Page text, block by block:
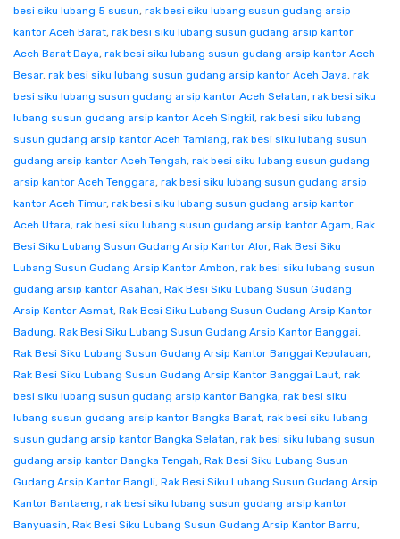
besi siku lubang 5 susun, rak besi siku lubang susun gudang arsip
kantor Aceh Barat, rak besi siku lubang susun gudang arsip kantor
Aceh Barat Daya, rak besi siku lubang susun gudang arsip kantor Aceh
Besar, rak besi siku lubang susun gudang arsip kantor Aceh Jaya, rak
besi siku lubang susun gudang arsip kantor Aceh Selatan, rak besi siku
lubang susun gudang arsip kantor Aceh Singkil, rak besi siku lubang
susun gudang arsip kantor Aceh Tamiang, rak besi siku lubang susun
gudang arsip kantor Aceh Tengah, rak besi siku lubang susun gudang
arsip kantor Aceh Tenggara, rak besi siku lubang susun gudang arsip
kantor Aceh Timur, rak besi siku lubang susun gudang arsip kantor
Aceh Utara, rak besi siku lubang susun gudang arsip kantor Agam, Rak
Besi Siku Lubang Susun Gudang Arsip Kantor Alor, Rak Besi Siku
Lubang Susun Gudang Arsip Kantor Ambon, rak besi siku lubang susun
gudang arsip kantor Asahan, Rak Besi Siku Lubang Susun Gudang
Arsip Kantor Asmat, Rak Besi Siku Lubang Susun Gudang Arsip Kantor
Badung, Rak Besi Siku Lubang Susun Gudang Arsip Kantor Banggai,
Rak Besi Siku Lubang Susun Gudang Arsip Kantor Banggai Kepulauan,
Rak Besi Siku Lubang Susun Gudang Arsip Kantor Banggai Laut, rak
besi siku lubang susun gudang arsip kantor Bangka, rak besi siku
lubang susun gudang arsip kantor Bangka Barat, rak besi siku lubang
susun gudang arsip kantor Bangka Selatan, rak besi siku lubang susun
gudang arsip kantor Bangka Tengah, Rak Besi Siku Lubang Susun
Gudang Arsip Kantor Bangli, Rak Besi Siku Lubang Susun Gudang Arsip
Kantor Bantaeng, rak besi siku lubang susun gudang arsip kantor
Banyuasin, Rak Besi Siku Lubang Susun Gudang Arsip Kantor Barru,